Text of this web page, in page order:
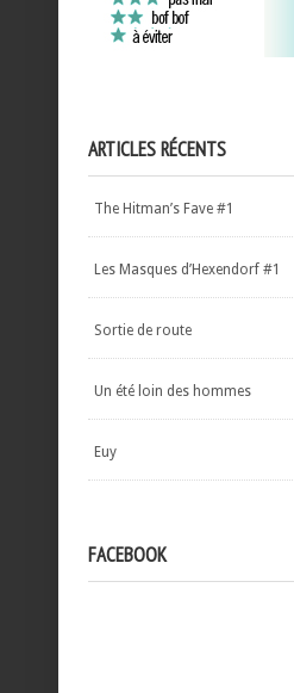
ARTICLES RÉCENTS
The Hitman’s Fave #1
Les Masques d’Hexendorf #1
Sortie de route
Un été loin des hommes
Euy
FACEBOOK